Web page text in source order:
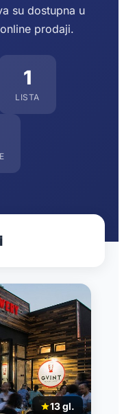
su dostupna u
prodaji.
1
LISTA
13 gl.